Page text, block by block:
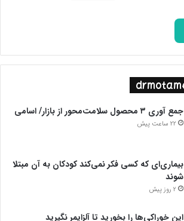
جمع آوری ۳ محصول سلامت‌محور از بازار/ اسامی
22 ساعت پیش
بیماری‌ای که کسی فکر نمی‌کند کودکان به آن مبتلا
شوند
2 روز پیش
این خوراکی‌ها را بخورید تا آلزایمر نگیرید